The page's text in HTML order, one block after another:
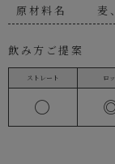
原材料名
麦
飲み方ご提案
ストレート
〇
ロ